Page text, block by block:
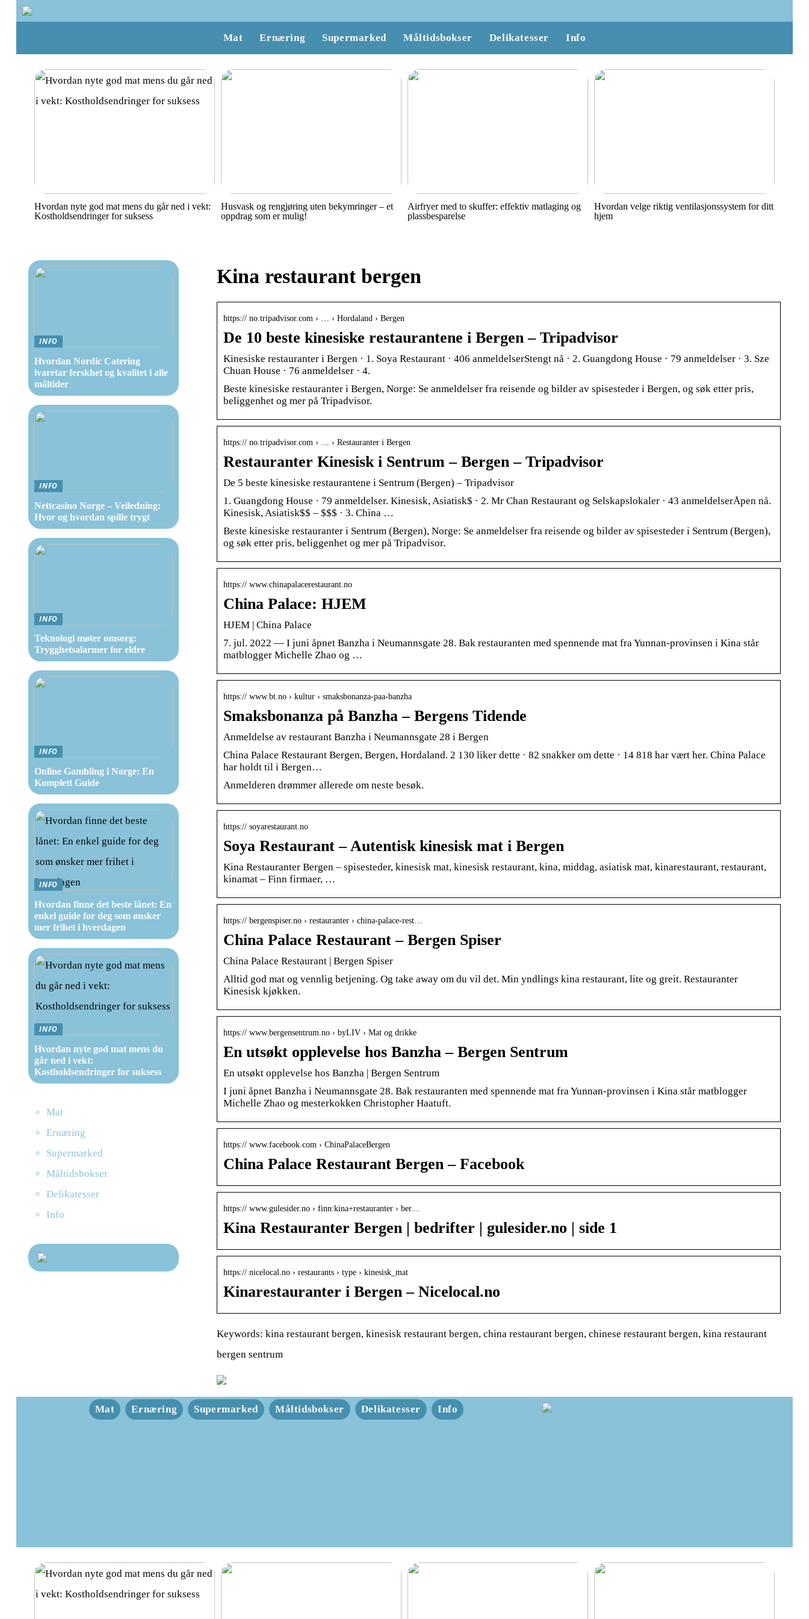
Mat Ernæring Supermarked Måltidsbokser Delikatesser Info
Hvordan nyte god mat mens du går ned i vekt:
Kostholdsendringer for suksess
Husvask og rengjøring uten bekymringer – et
oppdrag som er mulig!
Airfryer med to skuffer: effektiv matlaging og
plassbesparelse
Hvordan velge riktig ventilasjonssystem for ditt
hjem
Kina restaurant bergen
https:// no.tripadvisor.com › … › Hordaland › Bergen
De 10 beste kinesiske restaurantene i Bergen – Tripadvisor
Kinesiske restauranter i Bergen · 1. Soya Restaurant · 406 anmeldelserStengt nå · 2. Guangdong House · 79 anmeldelser · 3. Sze
Chuan House · 76 anmeldelser · 4.
Beste kinesiske restauranter i Bergen, Norge: Se anmeldelser fra reisende og bilder av spisesteder i Bergen, og søk etter pris,
beliggenhet og mer på Tripadvisor.
https:// no.tripadvisor.com › … › Restauranter i Bergen
Restauranter Kinesisk i Sentrum – Bergen – Tripadvisor
De 5 beste kinesiske restaurantene i Sentrum (Bergen) – Tripadvisor
1. Guangdong House · 79 anmeldelser. Kinesisk, Asiatisk$ · 2. Mr Chan Restaurant og Selskapslokaler · 43 anmeldelserÅpen nå.
Kinesisk, Asiatisk$$ – $$$ · 3. China …
Beste kinesiske restauranter i Sentrum (Bergen), Norge: Se anmeldelser fra reisende og bilder av spisesteder i Sentrum (Bergen),
og søk etter pris, beliggenhet og mer på Tripadvisor.
https:// www.chinapalacerestaurant.no
China Palace: HJEM
HJEM | China Palace
7. jul. 2022 — I juni åpnet Banzha i Neumannsgate 28. Bak restauranten med spennende mat fra Yunnan-provinsen i Kina står
matblogger Michelle Zhao og …
https:// www.bt.no › kultur › smaksbonanza-paa-banzha
Smaksbonanza på Banzha – Bergens Tidende
Anmeldelse av restaurant Banzha i Neumannsgate 28 i Bergen
China Palace Restaurant Bergen, Bergen, Hordaland. 2 130 liker dette · 82 snakker om dette · 14 818 har vært her. China Palace
har holdt til i Bergen…
Anmelderen drømmer allerede om neste besøk.
https:// soyarestaurant.no
Soya Restaurant – Autentisk kinesisk mat i Bergen
Kina Restauranter Bergen – spisesteder, kinesisk mat, kinesisk restaurant, kina, middag, asiatisk mat, kinarestaurant, restaurant,
kinamat – Finn firmaer, …
https:// bergenspiser.no › restauranter › china-palace-rest…
China Palace Restaurant – Bergen Spiser
China Palace Restaurant | Bergen Spiser
Alltid god mat og vennlig betjening. Og take away om du vil det. Min yndlings kina restaurant, lite og greit. Restauranter
Kinesisk kjøkken.
https:// www.bergensentrum.no › byLIV › Mat og drikke
En utsøkt opplevelse hos Banzha – Bergen Sentrum
En utsøkt opplevelse hos Banzha | Bergen Sentrum
I juni åpnet Banzha i Neumannsgate 28. Bak restauranten med spennende mat fra Yunnan-provinsen i Kina står matblogger
Michelle Zhao og mesterkokken Christopher Haatuft.
https:// www.facebook.com › ChinaPalaceBergen
China Palace Restaurant Bergen – Facebook
https:// www.gulesider.no › finn:kina+restauranter › ber…
Kina Restauranter Bergen | bedrifter | gulesider.no | side 1
https:// nicelocal.no › restaurants › type › kinesisk_mat
Kinarestauranter i Bergen – Nicelocal.no
Keywords: kina restaurant bergen, kinesisk restaurant bergen, china restaurant bergen, chinese restaurant bergen, kina restaurant
bergen sentrum
INFO
Hvordan Nordic Catering
ivaretar ferskhet og kvalitet i alle
måltider
INFO
Nettcasino Norge – Veiledning:
Hvor og hvordan spille trygt
INFO
Teknologi møter omsorg:
Trygghetsalarmer for eldre
INFO
Online Gambling i Norge: En
Komplett Guide
INFO
Hvordan finne det beste lånet: En
enkel guide for deg som ønsker
mer frihet i hverdagen
INFO
Hvordan nyte god mat mens du
går ned i vekt:
Kostholdsendringer for suksess
Mat
Ernæring
Supermarked
Måltidsbokser
Delikatesser
Info
Mat Ernæring Supermarked Måltidsbokser Delikatesser Info